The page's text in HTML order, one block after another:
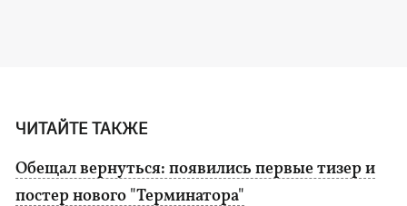
ЧИТАЙТЕ ТАКЖЕ
Обещал вернуться: появились первые тизер и
постер нового "Терминатора"